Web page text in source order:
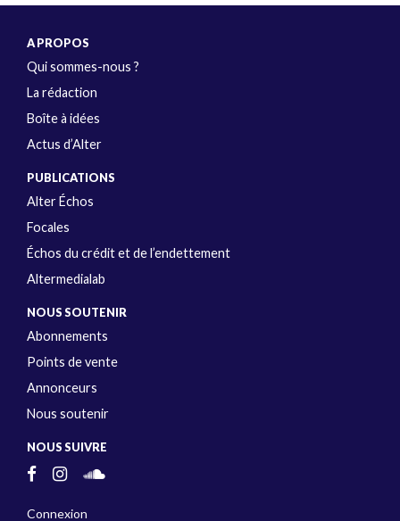
A PROPOS
Qui sommes-nous ?
La rédaction
Boîte à idées
Actus d’Alter
PUBLICATIONS
Alter Échos
Focales
Échos du crédit et de l’endettement
Altermedialab
NOUS SOUTENIR
Abonnements
Points de vente
Annonceurs
Nous soutenir
NOUS SUIVRE
Connexion